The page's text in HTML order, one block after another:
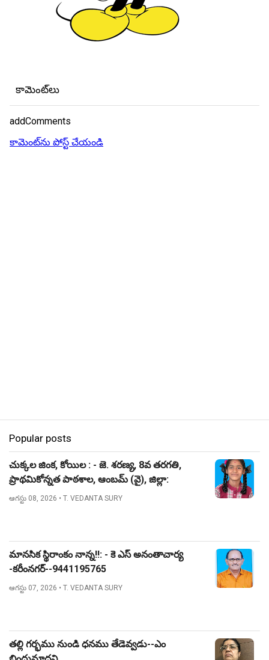
కామెంట్‌లు
addComments
కామెంట్‌ను పోస్ట్ చేయండి
Popular posts
చుక్కల జింక, కోయిల : - జె. శరణ్య, 8వ తరగతి,
ప్రాథమికోన్నత పాఠశాల, ఆంబమ్ (వై), జిల్లా:
నిజామాబాద్.
ఆగస్టు 08, 2026 • T. VEDANTA SURY
మానసిక స్థిరాంకం నాన్న!!: - కె ఎస్ అనంతాచార్య
-కరీంనగర్--9441195765
ఆగస్టు 07, 2026 • T. VEDANTA SURY
తల్లి గర్భము నుండి ధనము తేడెవ్వడు--ఎం